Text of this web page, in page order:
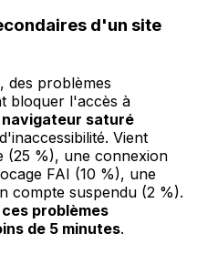
d'un site
des problèmes
bloquer l'accès à
saturé
Vient
(25 %), une connexion
FAI (10 %), une
compte suspendu (2 %).
problèmes
de 5 minutes.